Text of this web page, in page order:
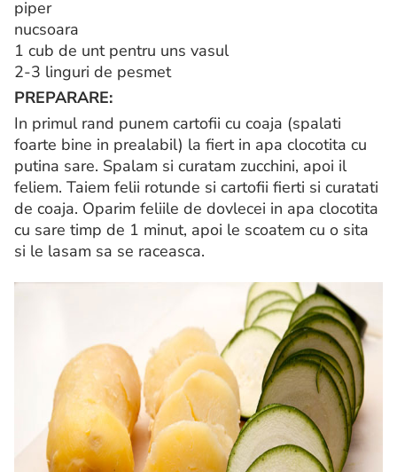
piper
nucsoara
1 cub de unt pentru uns vasul
2-3 linguri de pesmet
PREPARARE:
In primul rand punem cartofii cu coaja (spalati
foarte bine in prealabil) la fiert in apa clocotita cu
putina sare. Spalam si curatam zucchini, apoi il
feliem. Taiem felii rotunde si cartofii fierti si curatati
de coaja. Oparim feliile de dovlecei in apa clocotita
cu sare timp de 1 minut, apoi le scoatem cu o sita
si le lasam sa se raceasca.